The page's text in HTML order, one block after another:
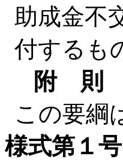
助成金不
付するも
附 則
この要綱
様式第１号